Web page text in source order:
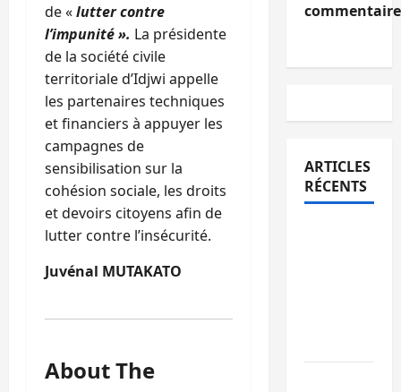
de «lutter contre
l’impunité ». La présidente
de la société civile
territoriale d’Idjwi appelle
les partenaires techniques
et financiers à appuyer les
campagnes de
sensibilisation sur la
cohésion sociale, les droits
et devoirs citoyens afin de
lutter contre l’insécurité.
Juvénal MUTAKATO
About The
ARTICLES
RÉCENTS